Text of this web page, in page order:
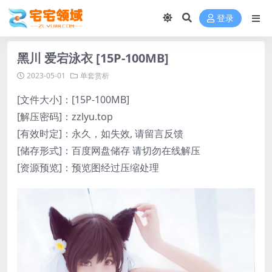
登录
黑川 爱宕泳衣 [15P-100MB]
2023-05-01 单套赏析
[文件大小]：[15P-100MB]
[解压密码]：zzlyu.top
[有效时定]：永久，如失效, 请留言反馈
[储存形式]：百度网盘储存 请切勿在线解压
[资源预览]：预览图经过压缩处理